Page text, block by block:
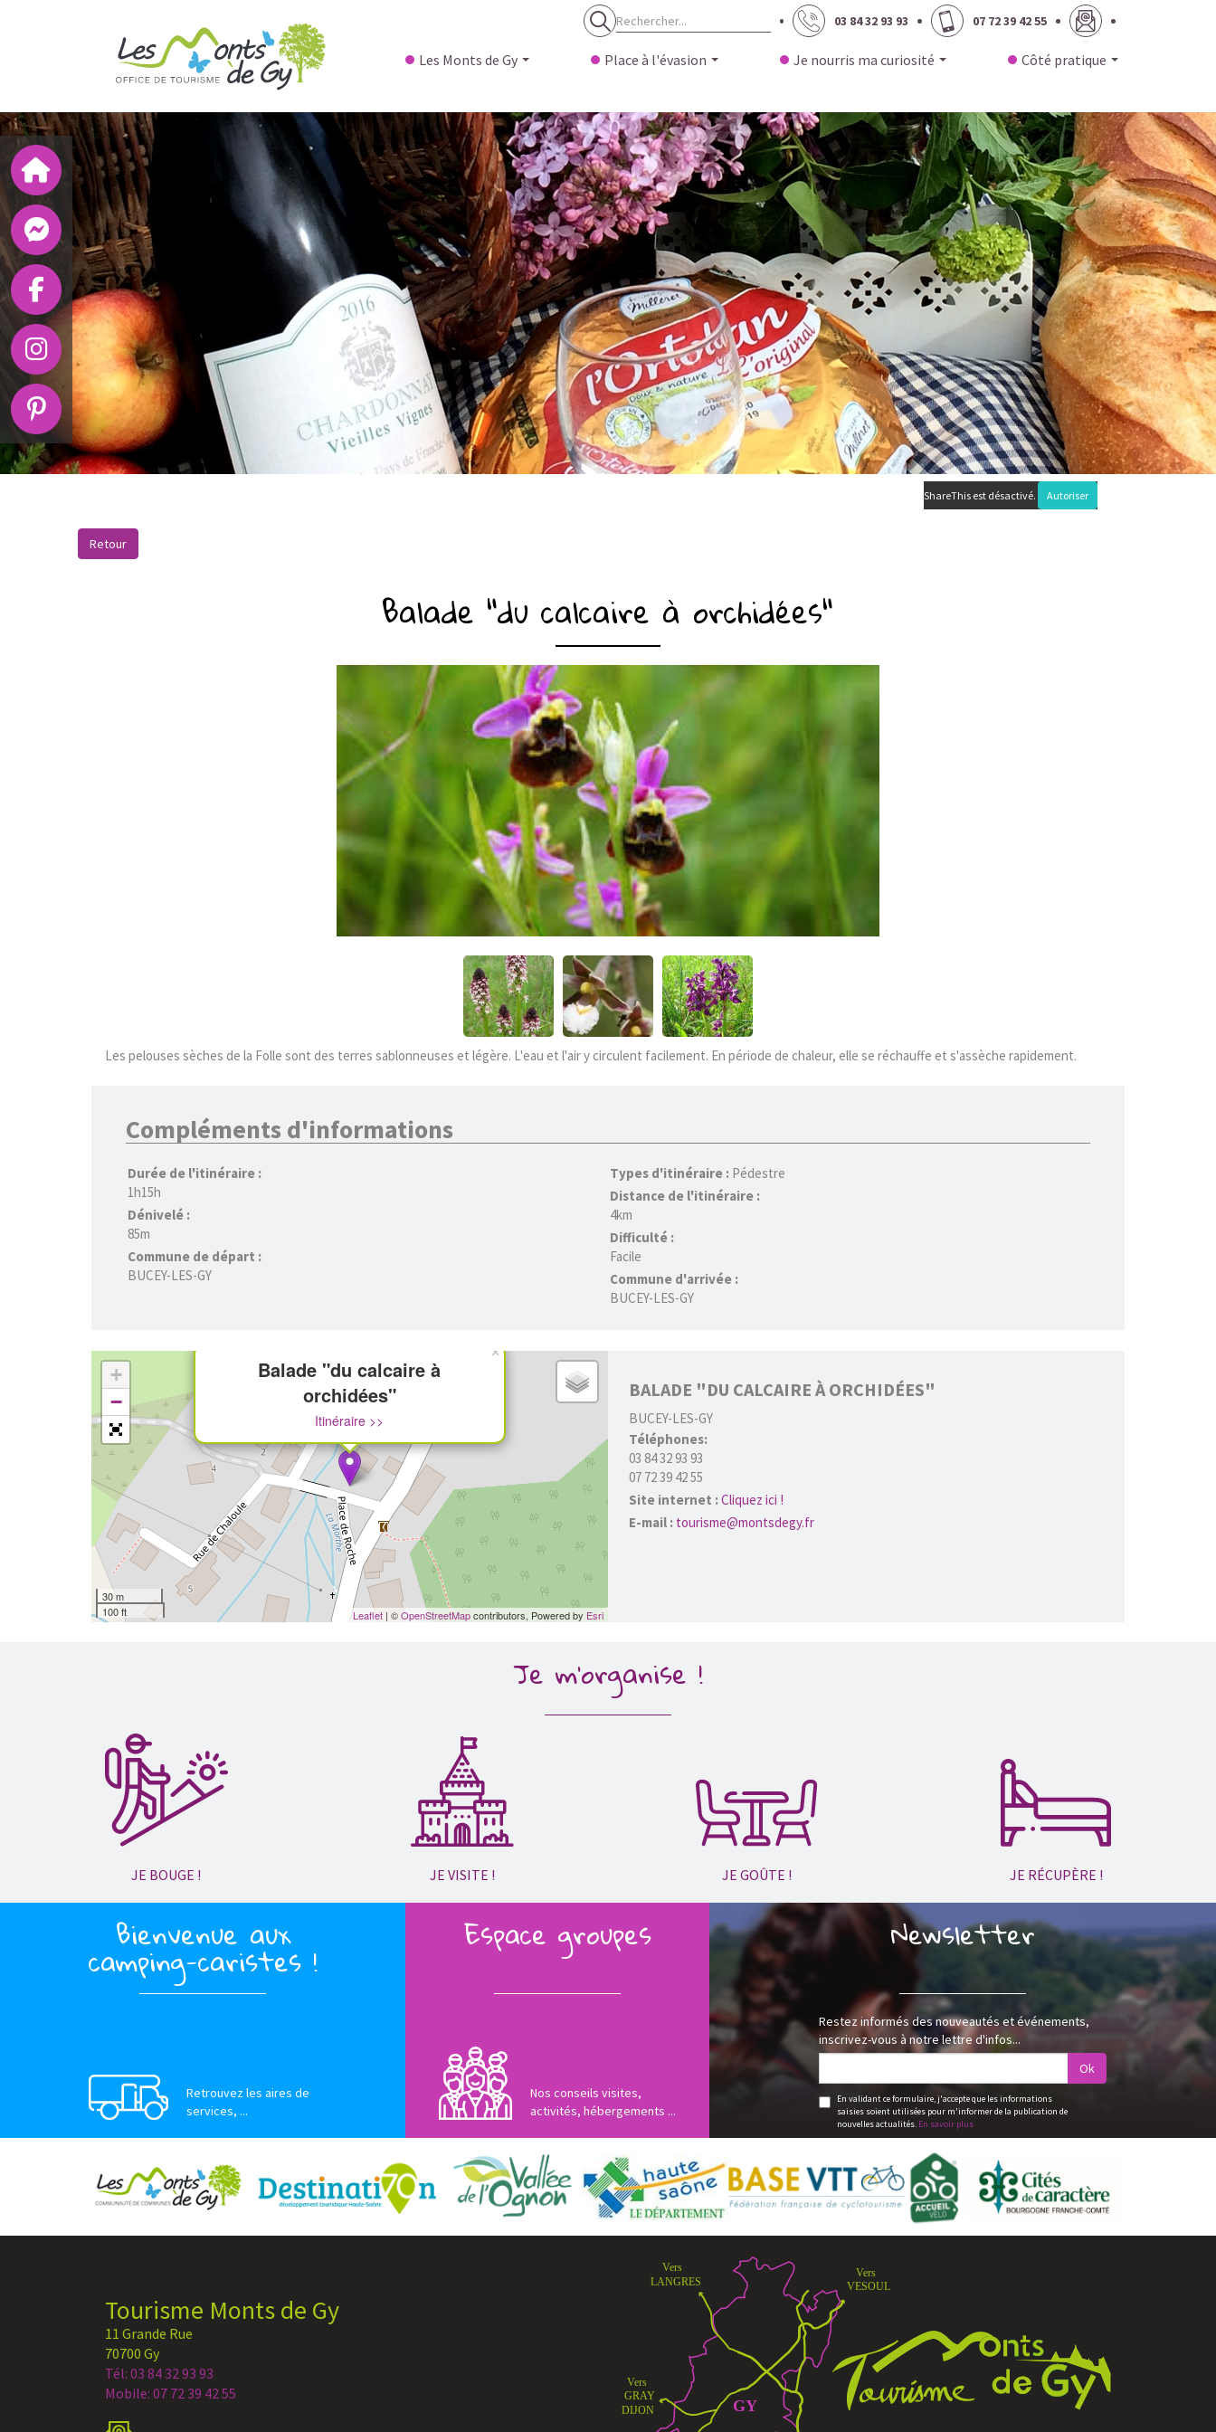
03 84 32 93 93 07 72 39 42 55
Les Monts de Gy Place à l'évasion Je nourris ma curiosité Côté pratique
ShareThis est désactivé. Autoriser
Retour
Balade "du calcaire à orchidées"
Les pelouses sèches de la Folle sont des terres sablonneuses et légère. L'eau et l'air y circulent facilement. En période de chaleur, elle se réchauffe et s'assèche rapidement.
Compléments d'informations
Types d'itinéraire : Pédestre
Durée de l'itinéraire :
1h15h
Distance de l'itinéraire :
4km
Dénivelé :
85m
Difficulté :
Facile
Commune de départ :
BUCEY-LES-GY
Commune d'arrivée :
BUCEY-LES-GY
Balade "du calcaire à
orchidées"
Itinéraire >>
×
+
−
30 m
100 ft
Leaflet| ©OpenStreetMapcontributors, Powered by Esri
BALADE "DU CALCAIRE À ORCHIDÉES"
BUCEY-LES-GY
Téléphones:
03 84 32 93 93
07 72 39 42 55
Site internet :Cliquez ici !
E-mail : tourisme@montsdegy.fr
Je m'organise !
JE BOUGE ! JE VISITE ! JE GOÛTE ! JE RÉCUPÈRE !
Bienvenue aux
camping-caristes !
Retrouvez les aires de
services, ...
Espace groupes
Nos conseils visites,
activités, hébergements ...
Newsletter
Restez informés des nouveautés et événements,
inscrivez-vous à notre lettre d'infos...
En validant ce formulaire, j'accepte que les informations
saisies soient utilisées pour m'informer de la publication de
nouvelles actualités. En savoir plus
Ok
Tourisme Monts de Gy
11 Grande Rue
70700 Gy
Tél: 03 84 32 93 93
Mobile: 07 72 39 42 55